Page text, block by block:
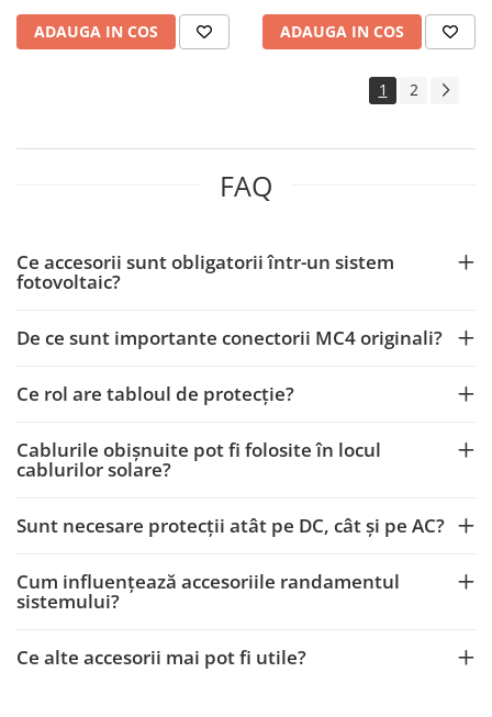
ADAUGA IN COS ADAUGA IN COS
1 2
FAQ
Ce accesorii sunt obligatorii într-un sistem
fotovoltaic?
De ce sunt importante conectorii MC4 originali?
Ce rol are tabloul de protecție?
Cablurile obișnuite pot fi folosite în locul
cablurilor solare?
Sunt necesare protecții atât pe DC, cât și pe AC?
Cum influențează accesoriile randamentul
sistemului?
Ce alte accesorii mai pot fi utile?